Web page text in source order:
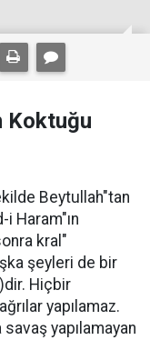
Koktuğu
Beytullah"tan
Haram"ın
kral"
şeyleri de bir
Hiçbir
yapılamaz.
yapılamayan